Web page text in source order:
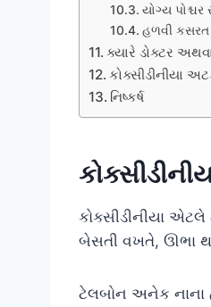
યોગ્ય પોશ્ચર
હળવી કસરત
ક્યારે ડોક્ટર
કોક્સીડીનીયા
નિષ્કર્ષ
કોક્સીડીનીયા એટલે
બેસતી વખતે, ઊભા
ટેલબોન અનેક નાના